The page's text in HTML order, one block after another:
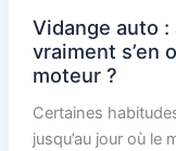
Vidange auto
vraiment s’en
moteur ?
Certaines
jusqu’au jour où